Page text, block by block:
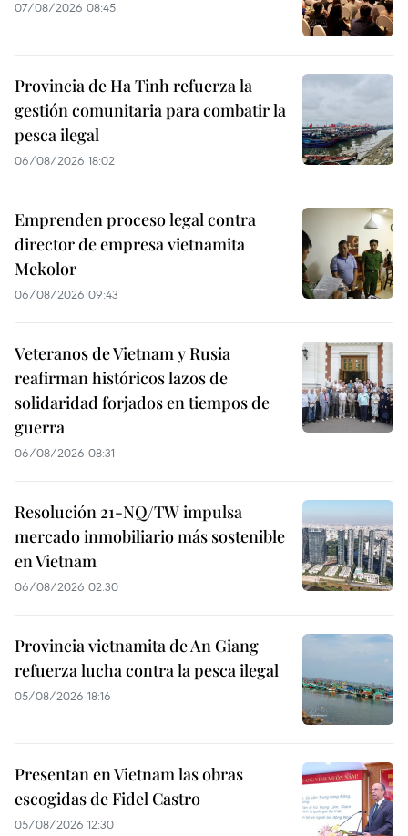
07/08/2026 08:45
Provincia de Ha Tinh refuerza la
gestión comunitaria para combatir la
pesca ilegal
06/08/2026 18:02
Emprenden proceso legal contra
director de empresa vietnamita
Mekolor
06/08/2026 09:43
Veteranos de Vietnam y Rusia
reafirman históricos lazos de
solidaridad forjados en tiempos de
guerra
06/08/2026 08:31
Resolución 21-NQ/TW impulsa
mercado inmobiliario más sostenible
en Vietnam
06/08/2026 02:30
Provincia vietnamita de An Giang
refuerza lucha contra la pesca ilegal
05/08/2026 18:16
Presentan en Vietnam las obras
escogidas de Fidel Castro
05/08/2026 12:30